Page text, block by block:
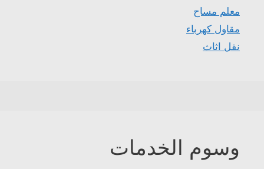
معلم مساح
مقاول كهرباء
نقل اثاث
وسوم الخدمات